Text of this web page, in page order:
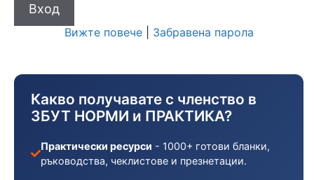
Вижте повече| Забравена парола
Какво получавате с членство в
ЗБУТ НОРМИ и ПРАКТИКА?
Практически ресурси - 1000+ готови бланки,
ръководства, чеклистове и презнетации.